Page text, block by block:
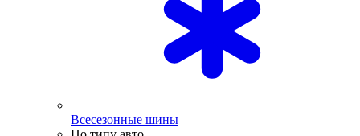
Всесезонные шины